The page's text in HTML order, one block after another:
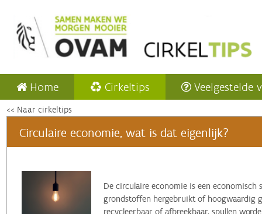
Home Cirkeltips Veelgestelde
<< Naar cirkeltips
Circulaire economie, wat is dat eigenlijk?
‌De circulaire economie is een
grondstoffen hergebruikt of hoogwaardig
recycleerbaar of afbreekbaar, spullen